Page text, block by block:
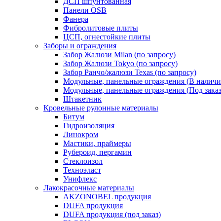
Панели OSB
Фанера
Фибролитовые плиты
ЦСП, огнестойкие плиты
Заборы и ограждения
Забор Жалюзи Milan (по запросу)
Забор Жалюзи Tokyo (по запросу)
Забор Ранчо/жалюзи Texas (по запросу)
Модульные, панельные ограждения (В
Модульные, панельные ограждения (Под
Штакетник
Кровельные рулонные материалы
Битум
Гидроизоляция
Линокром
Мастики, праймеры
Рубероид, пергамин
Стеклоизол
Техноэласт
Унифлекс
Лакокрасочные материалы
AKZONOBEL продукция
DUFA продукция
DUFA продукция (под заказ)